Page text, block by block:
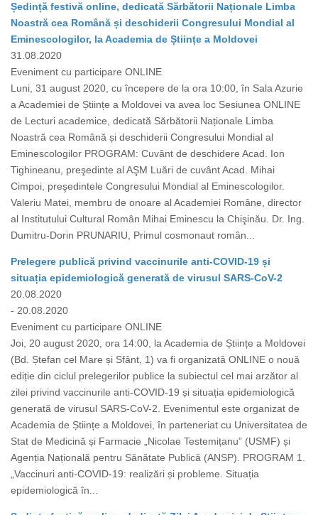
Ședință festivă online, dedicată Sărbătorii Naționale Limba
Noastră cea Română și deschiderii Congresului Mondial al
Eminescologilor, la Academia de Științe a Moldovei
31.08.2020
Eveniment cu participare ONLINE
Luni, 31 august 2020, cu începere de la ora 10:00, în Sala Azurie
a Academiei de Științe a Moldovei va avea loc Sesiunea ONLINE
de Lecturi academice, dedicată Sărbătorii Naționale Limba
Noastră cea Română și deschiderii Congresului Mondial al
Eminescologilor PROGRAM: Cuvânt de deschidere Acad. Ion
Tighineanu, preşedinte al AŞM Luări de cuvânt Acad. Mihai
Cimpoi, preşedintele Congresului Mondial al Eminescologilor.
Valeriu Matei, membru de onoare al Academiei Române, director
al Institutului Cultural Român Mihai Eminescu la Chişinău. Dr. Ing.
Dumitru-Dorin PRUNARIU, Primul cosmonaut român...
Prelegere publică privind vaccinurile anti-COVID-19 și
situația epidemiologică generată de virusul SARS-CoV-2
20.08.2020
- 20.08.2020
Eveniment cu participare ONLINE
Joi, 20 august 2020, ora 14:00, la Academia de Științe a Moldovei
(Bd. Ștefan cel Mare și Sfânt, 1) va fi organizată ONLINE o nouă
ediție din ciclul prelegerilor publice la subiectul cel mai arzător al
zilei privind vaccinurile anti-COVID-19 și situația epidemiologică
generată de virusul SARS-CoV-2. Evenimentul este organizat de
Academia de Științe a Moldovei, în parteneriat cu Universitatea de
Stat de Medicină și Farmacie „Nicolae Testemițanu” (USMF) și
Agenția Națională pentru Sănătate Publică (ANSP). PROGRAM 1.
„Vaccinuri anti-COVID-19: realizări și probleme. Situația
epidemiologică în...